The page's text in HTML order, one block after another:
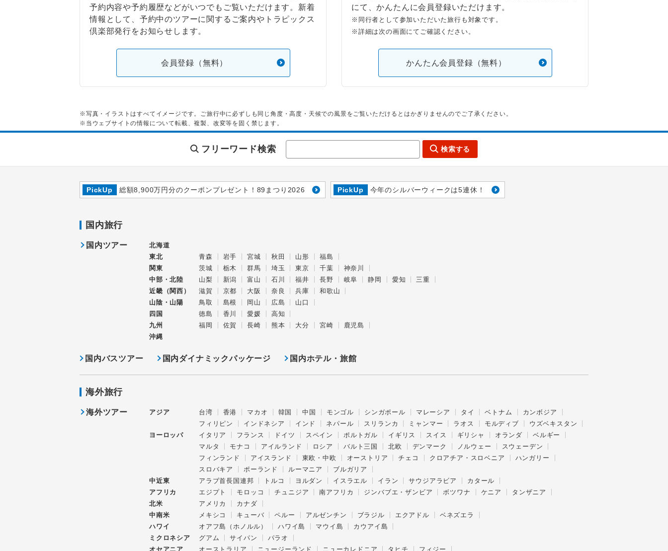
予約内容や予約履歴などがいつでもご覧いただけます。新着
情報として、予約中のツアーに関するご案内やトラピックス
倶楽部発行をお知らせします。
会員登録（無料）
にて、かんたんに会員登録いただけます。
※同行者として参加いただいた旅行も対象です。
※詳細は次の画面にてご確認ください。
かんたん会員登録（無料）
※写真・イラストはすべてイメージです。ご旅行中に必ずしも同じ角度・高度・天候での風景をご覧いただけるとはかぎりませんのでご了承ください。
※当ウェブサイトの情報について転載、複製、改変等を固く禁じます。
フリーワード検索 検索する
PickUp 総額8,900万円分のクーポンプレゼント！89まつり2026 PickUp 今年のシルバーウィークは5連休！
国内旅行
国内ツアー
北海道
東北
青森 岩手 宮城 秋田 山形
福島
関東
茨城 栃木 群馬 埼玉 東京 千葉
神奈川
中部・北陸
山梨 新潟 富山 石川 福井 長野 岐阜 静岡 愛知
三重
近畿（関西）
滋賀 京都 大阪 奈良 兵庫
和歌山
山陰・山陽
鳥取 島根 岡山 広島
山口
四国
徳島 香川 愛媛
高知
九州
福岡 佐賀 長崎 熊本 大分 宮崎
鹿児島
沖縄
国内バスツアー 国内ダイナミックパッケージ 国内ホテル・旅館
海外旅行
海外ツアー アジア 台湾 香港 マカオ 韓国 中国 モンゴル シンガポール マレーシア タイ ベトナム
カンボジア
フィリピン
インドネシア インド ネパール スリランカ ミャンマー ラオス モルディブ
ウズベキスタン
ヨーロッパ
イタリア フランス ドイツ スペイン ポルトガル イギリス スイス ギリシャ オランダ
ベルギー
マルタ
モナコ アイルランド ロシア バルト三国 北欧 デンマーク ノルウェー
スウェーデン
フィンランド
アイスランド 東欧・中欧 オーストリア チェコ クロアチア・スロベニア
ハンガリー
スロバキア
ポーランド ルーマニア
ブルガリア
中近東
アラブ首長国連邦 トルコ ヨルダン イスラエル イラン サウジアラビア
カタール
アフリカ
エジプト モロッコ チュニジア 南アフリカ ジンバブエ・ザンビア ボツワナ ケニア
タンザニア
北米
アメリカ
カナダ
中南米
メキシコ キューバ ペルー アルゼンチン ブラジル エクアドル
ベネズエラ
ハワイ
オアフ島（ホノルル） ハワイ島 マウイ島
カウアイ島
ミクロネシア
グアム サイパン
パラオ
オセアニア
オーストラリア ニュージーランド ニューカレドニア タヒチ フィジー